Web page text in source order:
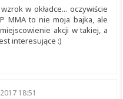
w okładce... oczywiście
MMA to nie moja bajka, ale
akcji w takiej, a
interesujące :)
18:51